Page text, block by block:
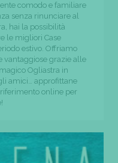
comodo e familiare
senza rinunciare al
hai la possibilità
le migliori Case
estivo. Offriamo
vantaggiose grazie alle
Ogliastra in
amici… approfittane
online per